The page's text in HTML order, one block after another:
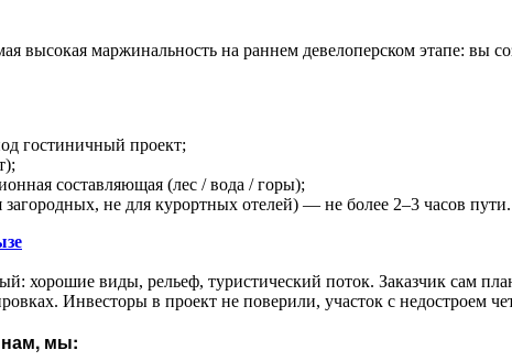
высокая маржинальность на раннем девелоперском этапе: вы
гостиничный проект;
составляющая (лес / вода / горы);
загородных, не для курортных отелей) — не более 2–3 часов пути.
хорошие виды, рельеф, туристический поток. Заказчик сам
Инвесторы в проект не поверили, участок с недостроем
нам, мы: